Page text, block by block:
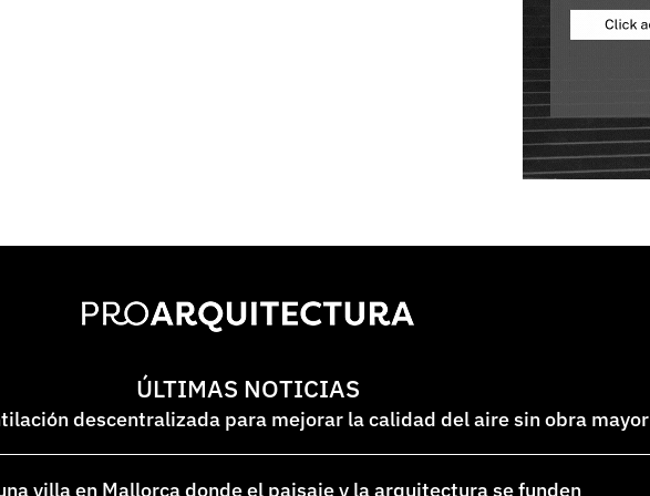
ÚLTIMAS NOTICIAS
descentralizada para mejorar la calidad del aire sin obra mayor
villa en Mallorca donde el paisaje y la arquitectura se funden